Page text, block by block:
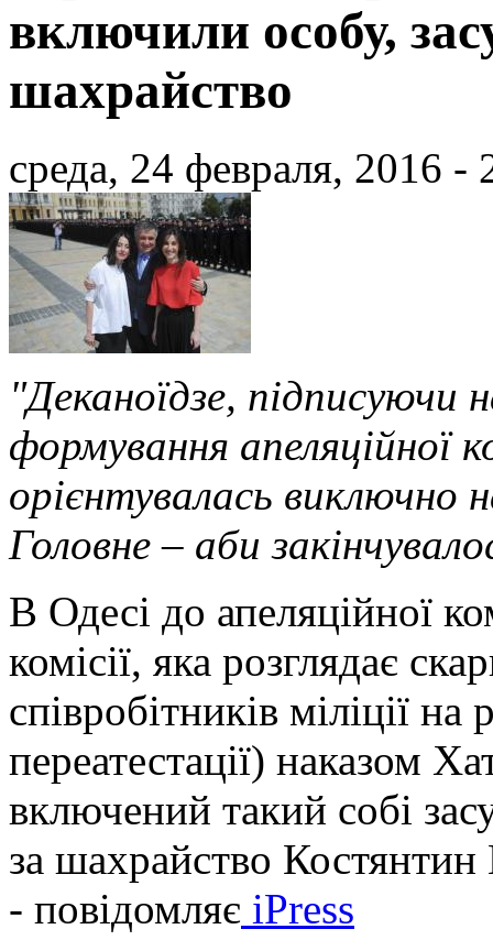
включили особу,
шахрайство
среда, 24 февраля, 2016 -
"Деканоїдзе, підписуючи
формування апеляційної
орієнтувалась виключно
Головне – аби
В Одесі до апеляційної
комісії, яка розглядає
співробітників міліції на
переатестації) наказом
включений такий собі
за шахрайство Костянтин
- повідомляє iPress